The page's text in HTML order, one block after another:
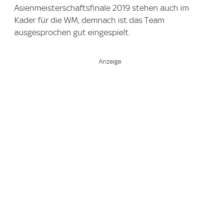
Asienmeisterschaftsfinale 2019 stehen auch im
Kader für die WM, demnach ist das Team
ausgesprochen gut eingespielt.